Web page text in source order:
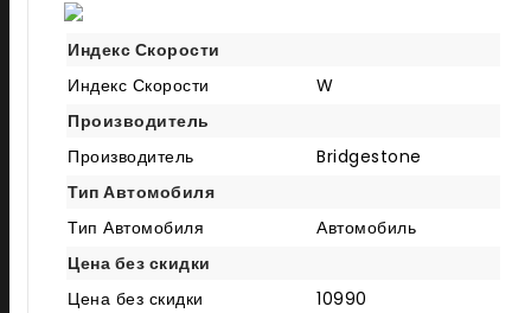
Индекс Скорости
Индекс Скорости
W
Производитель
Производитель
Bridgestone
Тип Автомобиля
Тип Автомобиля
Автомобиль
Цена без скидки
Цена без скидки
10990